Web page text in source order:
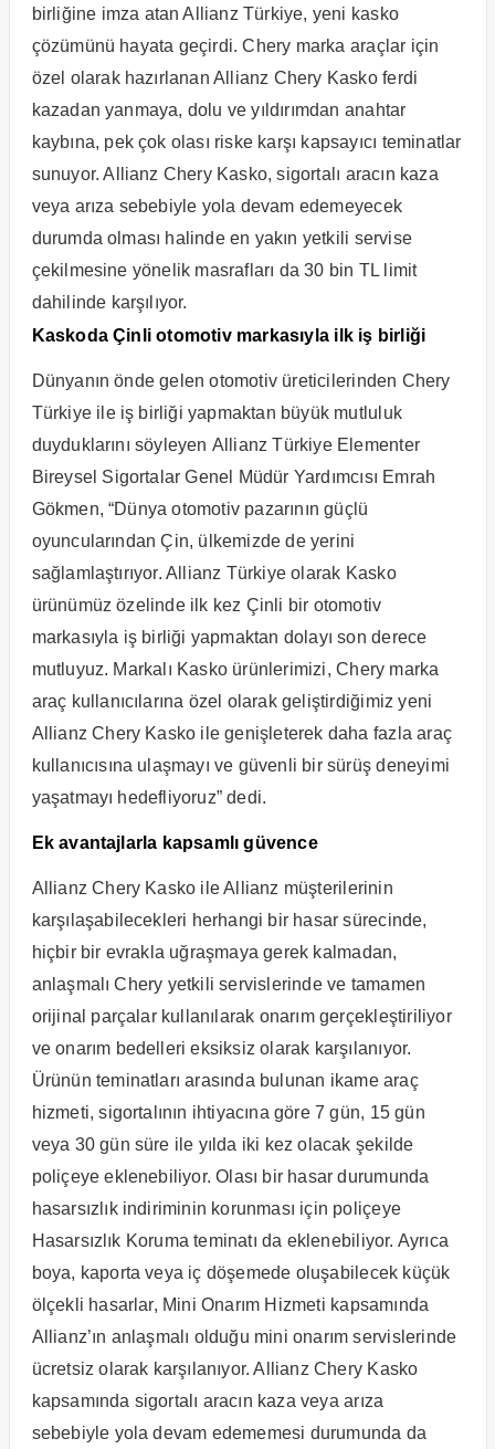
birliğine imza atan Allianz Türkiye, yeni kasko
çözümünü hayata geçirdi. Chery marka araçlar için
özel olarak hazırlanan Allianz Chery Kasko ferdi
kazadan yanmaya, dolu ve yıldırımdan anahtar
kaybına, pek çok olası riske karşı kapsayıcı teminatlar
sunuyor. Allianz Chery Kasko, sigortalı aracın kaza
veya arıza sebebiyle yola devam edemeyecek
durumda olması halinde en yakın yetkili servise
çekilmesine yönelik masrafları da 30 bin TL limit
dahilinde karşılıyor.
Kaskoda Çinli otomotiv markasıyla ilk iş birliği
Dünyanın önde gelen otomotiv üreticilerinden Chery
Türkiye ile iş birliği yapmaktan büyük mutluluk
duyduklarını söyleyen Allianz Türkiye Elementer
Bireysel Sigortalar Genel Müdür Yardımcısı Emrah
Gökmen, “Dünya otomotiv pazarının güçlü
oyuncularından Çin, ülkemizde de yerini
sağlamlaştırıyor. Allianz Türkiye olarak Kasko
ürünümüz özelinde ilk kez Çinli bir otomotiv
markasıyla iş birliği yapmaktan dolayı son derece
mutluyuz. Markalı Kasko ürünlerimizi, Chery marka
araç kullanıcılarına özel olarak geliştirdiğimiz yeni
Allianz Chery Kasko ile genişleterek daha fazla araç
kullanıcısına ulaşmayı ve güvenli bir sürüş deneyimi
yaşatmayı hedefliyoruz” dedi.
Ek avantajlarla kapsamlı güvence
Allianz Chery Kasko ile Allianz müşterilerinin
karşılaşabilecekleri herhangi bir hasar sürecinde,
hiçbir bir evrakla uğraşmaya gerek kalmadan,
anlaşmalı Chery yetkili servislerinde ve tamamen
orijinal parçalar kullanılarak onarım gerçekleştiriliyor
ve onarım bedelleri eksiksiz olarak karşılanıyor.
Ürünün teminatları arasında bulunan ikame araç
hizmeti, sigortalının ihtiyacına göre 7 gün, 15 gün
veya 30 gün süre ile yılda iki kez olacak şekilde
poliçeye eklenebiliyor. Olası bir hasar durumunda
hasarsızlık indiriminin korunması için poliçeye
Hasarsızlık Koruma teminatı da eklenebiliyor. Ayrıca
boya, kaporta veya iç döşemede oluşabilecek küçük
ölçekli hasarlar, Mini Onarım Hizmeti kapsamında
Allianz’ın anlaşmalı olduğu mini onarım servislerinde
ücretsiz olarak karşılanıyor. Allianz Chery Kasko
kapsamında sigortalı aracın kaza veya arıza
sebebiyle yola devam edememesi durumunda da